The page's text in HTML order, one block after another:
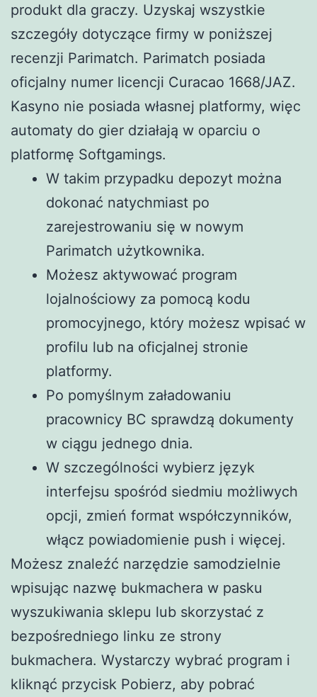
produkt dla graczy. Uzyskaj wszystkie
szczegóły dotyczące firmy w poniższej
recenzji Parimatch. Parimatch posiada
oficjalny numer licencji Curacao 1668/JAZ.
Kasyno nie posiada własnej platformy, więc
automaty do gier działają w oparciu o
platformę Softgamings.
W takim przypadku depozyt można
dokonać natychmiast po
zarejestrowaniu się w nowym
Parimatch użytkownika.
Możesz aktywować program
lojalnościowy za pomocą kodu
promocyjnego, który możesz wpisać w
profilu lub na oficjalnej stronie
platformy.
Po pomyślnym załadowaniu
pracownicy BC sprawdzą dokumenty
w ciągu jednego dnia.
W szczególności wybierz język
interfejsu spośród siedmiu możliwych
opcji, zmień format współczynników,
włącz powiadomienie push i więcej.
Możesz znaleźć narzędzie samodzielnie
wpisując nazwę bukmachera w pasku
wyszukiwania sklepu lub skorzystać z
bezpośredniego linku ze strony
bukmachera. Wystarczy wybrać program i
kliknąć przycisk Pobierz, aby pobrać